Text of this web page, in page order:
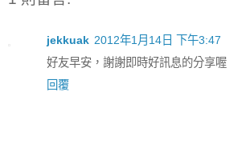
jekkuak 2012年1月14日 下午3:47
好友早安，謝謝即時好訊息的分享喔
回覆